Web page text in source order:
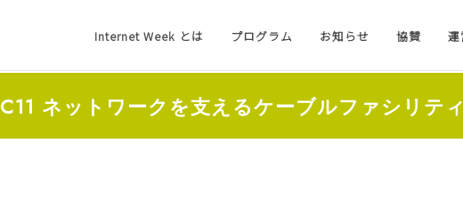
Internet Week とは プログラム お知らせ 協賛
C11 ネットワークを支えるケーブルファシリテ